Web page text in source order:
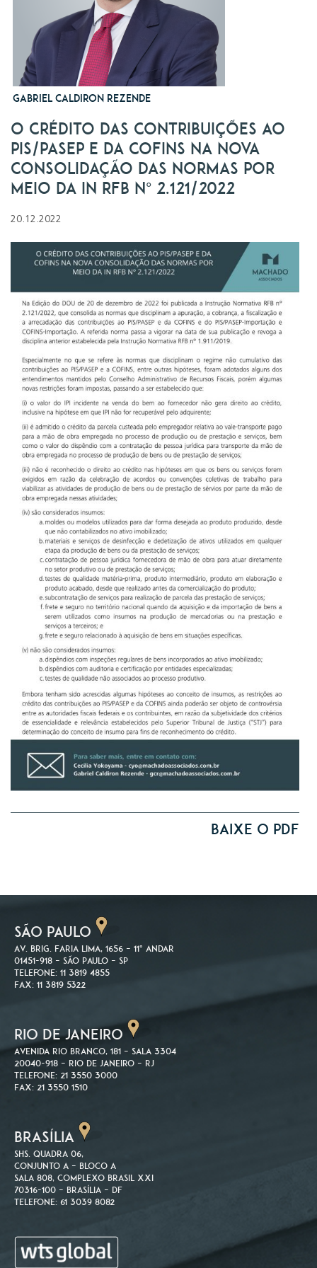
Gabriel Caldiron Rezende
O CRÉDITO DAS CONTRIBUIÇÕES AO
PIS/PASEP E DA COFINS NA NOVA
CONSOLIDAÇÃO DAS NORMAS POR
MEIO DA IN RFB Nº 2.121/2022
20.12.2022
Baixe o PDF
SÃO PAULO
Av. Brig. Faria Lima, 1656 – 11º andar
01451-918 – São Paulo – SP
Telefone: 11 3819 4855
Fax: 11 3819 5322
RIO DE JANEIRO
Avenida Rio Branco, 181 – Sala 3304
20040-918 – Rio de Janeiro – RJ
Telefone: 21 3550 3000
Fax: 21 3550 1510
BRASÍLIA
SHS. Quadra 06,
Conjunto A – Bloco A
Sala 808, Complexo Brasil XXI
70316-100 – Brasília – DF
Telefone: 61 3039 8082